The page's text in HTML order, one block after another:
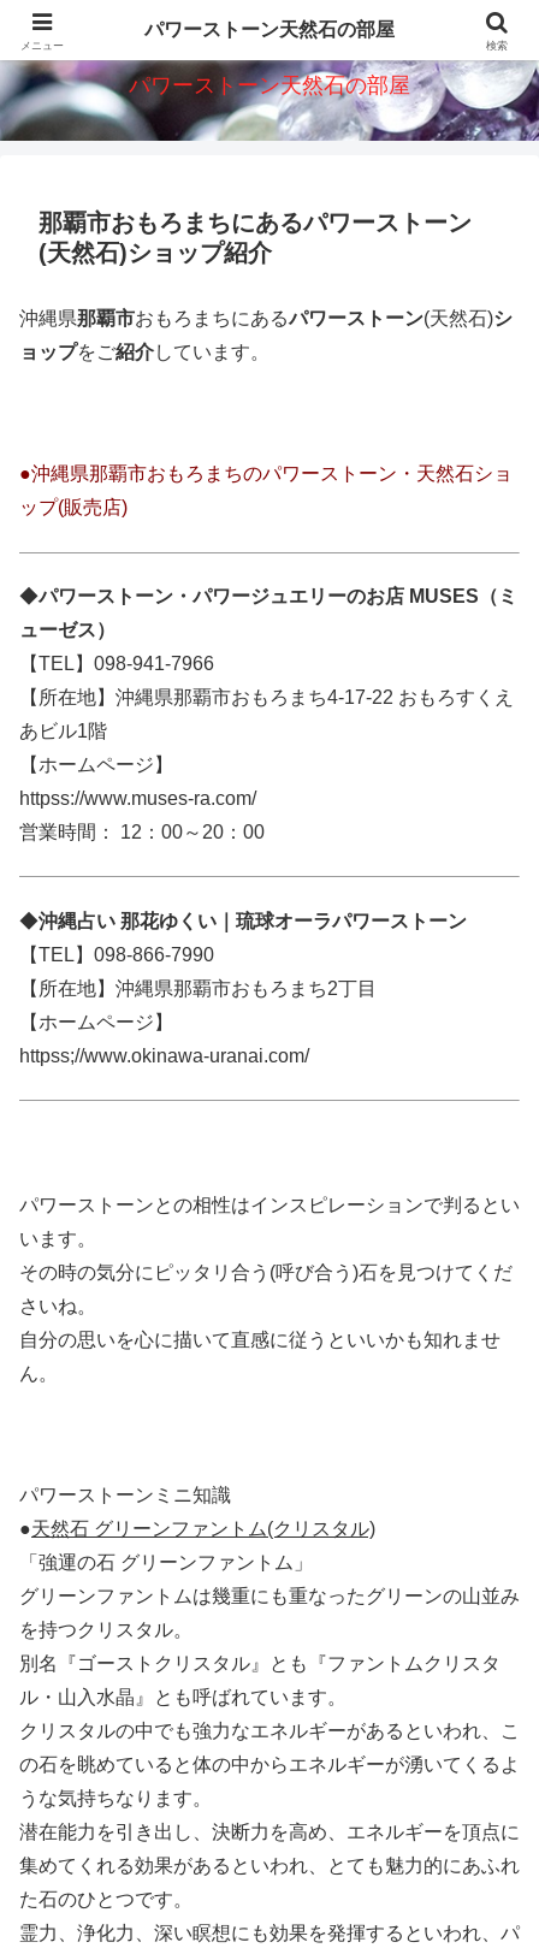
パワーストーン天然石意味・効果・ショップを紹介
パワーストーン天然石の部屋
那覇市おもろまちにあるパワーストーン
(天然石)ショップ紹介
沖縄県那覇市おもろまちにあるパワーストーン(天然石)シ
ョップをご紹介しています。
●沖縄県那覇市おもろまちのパワーストーン・天然石ショ
ップ(販売店)
◆パワーストーン・パワージュエリーのお店 MUSES（ミ
ューゼス）
【TEL】098-941-7966
【所在地】沖縄県那覇市おもろまち4-17-22 おもろすくえ
あビル1階
【ホームページ】
httpss://www.muses-ra.com/
営業時間： 12：00～20：00
◆沖縄占い 那花ゆくい｜琉球オーラパワーストーン
【TEL】098-866-7990
【所在地】沖縄県那覇市おもろまち2丁目
【ホームページ】
httpss;//www.okinawa-uranai.com/
パワーストーンとの相性はインスピレーションで判るとい
います。
その時の気分にピッタリ合う(呼び合う)石を見つけてくだ
さいね。
自分の思いを心に描いて直感に従うといいかも知れませ
ん。
パワーストーンミニ知識
●天然石 グリーンファントム(クリスタル)
「強運の石 グリーンファントム」
グリーンファントムは幾重にも重なったグリーンの山並み
を持つクリスタル。
別名『ゴーストクリスタル』とも『ファントムクリスタ
ル・山入水晶』とも呼ばれています。
クリスタルの中でも強力なエネルギーがあるといわれ、こ
の石を眺めていると体の中からエネルギーが湧いてくるよ
うな気持ちなります。
潜在能力を引き出し、決断力を高め、エネルギーを頂点に
集めてくれる効果があるといわれ、とても魅力的にあふれ
た石のひとつです。
霊力、浄化力、深い瞑想にも効果を発揮するといわれ、パ
メニュー
パワーストーン天然石の部屋
検索